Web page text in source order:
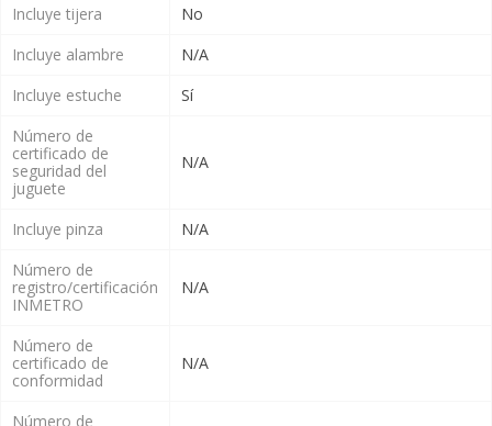
Incluye tijera
No
Incluye alambre
N/A
Incluye estuche
Sí
Número de
certificado de
seguridad del
juguete
N/A
Incluye pinza
N/A
Número de
registro/certificación
INMETRO
N/A
Número de
certificado de
conformidad
N/A
Número de